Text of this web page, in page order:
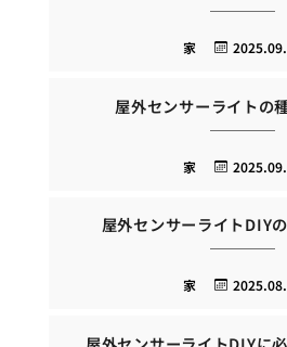
家
屋外センサーライトの
家
屋外センサーライトDIY
家